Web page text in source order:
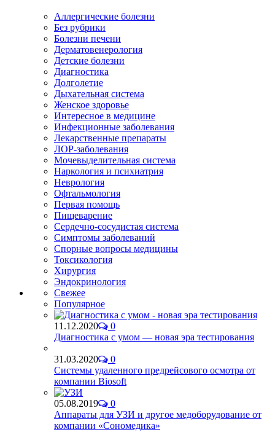
Аллергические болезни
Без рубрики
Болезни печени
Дерматовенерология
Детские болезни
Диагностика
Долголетие
Дыхательная система
Женское здоровье
Интересное в медицине
Инфекционные заболевания
Лекарственные препараты
ЛОР-заболевания
Мочевыделительная система
Наркология и психиатрия
Неврология
Офтальмология
Первая помощь
Пищеварение
Сердечно-сосудистая система
Симптомы заболеваний
Спорные вопросы медицины
Токсикология
Хирургия
Эндокринология
Свежее
Популярное
11.12.2020
0
Диагностика с умом — новая эра тестирования
31.03.2020
0
Системы удаленного предрейсового осмотра от
компании Biosoft
05.08.2019
0
Аппараты для УЗИ и другое медоборудование от
компании «Сономедика»